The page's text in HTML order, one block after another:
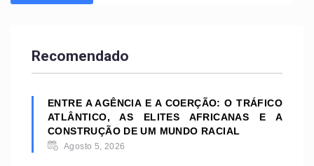
Recomendado
ENTRE A AGÊNCIA E A COERÇÃO: O TRÁFICO
ATLÂNTICO, AS ELITES AFRICANAS E A
CONSTRUÇÃO DE UM MUNDO RACIAL
Agosto 5, 2026